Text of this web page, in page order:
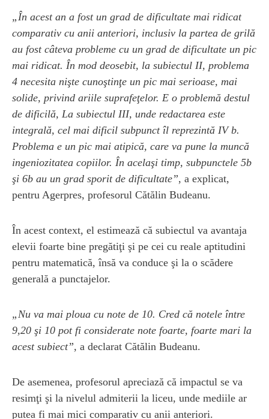
„În acest an a fost un grad de dificultate mai ridicat
comparativ cu anii anteriori, inclusiv la partea de grilă
au fost câteva probleme cu un grad de dificultate un pic
mai ridicat. În mod deosebit, la subiectul II, problema
4 necesita nişte cunoştinţe un pic mai serioase, mai
solide, privind ariile suprafeţelor. E o problemă destul
de dificilă, La subiectul III, unde redactarea este
integrală, cel mai dificil subpunct îl reprezintă IV b.
Problema e un pic mai atipică, care va pune la muncă
ingeniozitatea copiilor. În acelaşi timp, subpunctele 5b
şi 6b au un grad sporit de dificultate”, a explicat,
pentru Agerpres, profesorul Cătălin Budeanu.
În acest context, el estimează că subiectul va avantaja
elevii foarte bine pregătiţi şi pe cei cu reale aptitudini
pentru matematică, însă va conduce şi la o scădere
generală a punctajelor.
„Nu va mai ploua cu note de 10. Cred că notele între
9,20 şi 10 pot fi considerate note foarte, foarte mari la
acest subiect”, a declarat Cătălin Budeanu.
De asemenea, profesorul apreciază că impactul se va
resimţi şi la nivelul admiterii la liceu, unde mediile ar
putea fi mai mici comparativ cu anii anteriori.